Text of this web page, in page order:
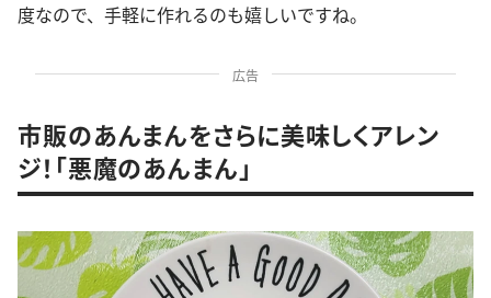
度なので、手軽に作れるのも嬉しいですね。
広告
市販のあんまんをさらに美味しくアレン
ジ！「悪魔のあんまん」